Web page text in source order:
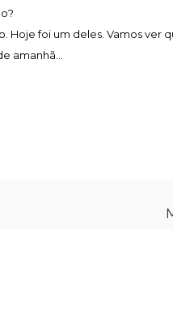
foi um deles. Vamos ver
amanhã...